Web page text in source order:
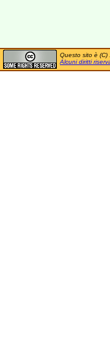
Questo sito è
Alcuni diritti